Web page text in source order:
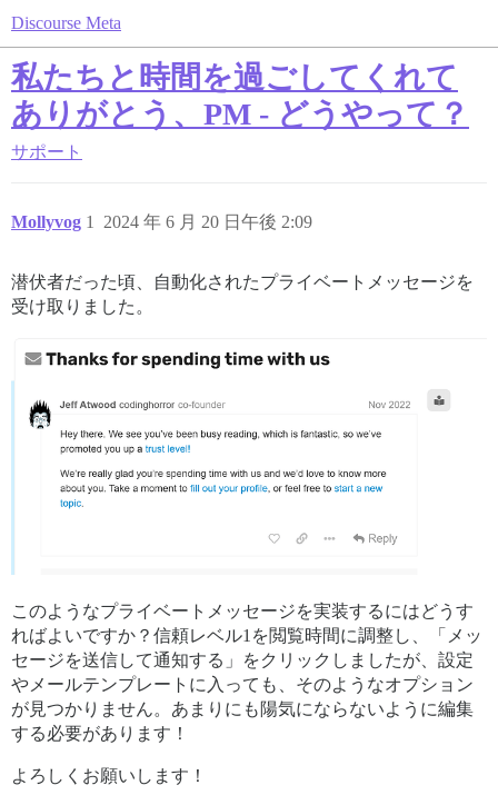
Discourse Meta
私たちと時間を過ごしてくれて
ありがとう、PM - どうやって？
サポート
Mollyvog 2024 年 6 月 20 日午後 2:09
1
潜伏者だった頃、自動化されたプライベートメッセージを
受け取りました。
このようなプライベートメッセージを実装するにはどうす
ればよいですか？信頼レベル1を閲覧時間に調整し、「メッ
セージを送信して通知する」をクリックしましたが、設定
やメールテンプレートに入っても、そのようなオプション
が見つかりません。あまりにも陽気にならないように編集
する必要があります！
よろしくお願いします！